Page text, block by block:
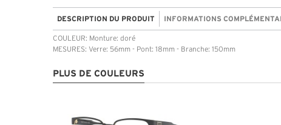
DESCRIPTION DU PRODUIT INFORMATIONS
COULEUR: Monture: doré
MESURES: Verre: 56mm - Pont: 18mm - Branche: 150mm
PLUS DE COULEURS